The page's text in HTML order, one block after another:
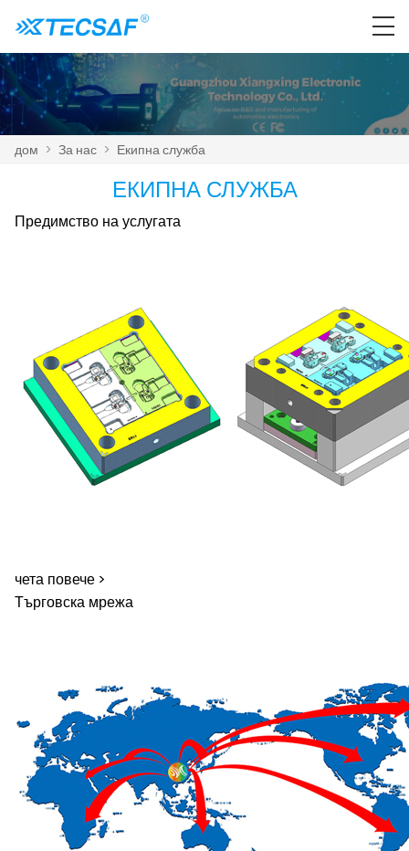
дом > За нас > Екипна служба
ЕКИПНА СЛУЖБА
Предимство на услугата
чета повече >
Търговска мрежа